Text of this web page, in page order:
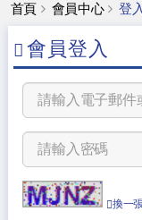
首頁 會員中心 登入
會員登入
換一